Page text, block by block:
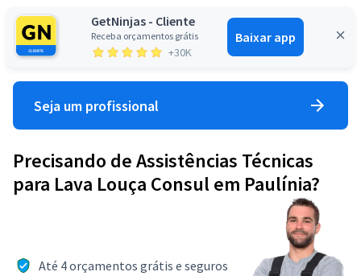
GetNinjas - Cliente
Receba orçamentos grátis
+30K
Baixar app
Entrar
Seja um profissional
Precisando de Assistências Técnicas
para Lava Louça Consul em Paulínia?
Até 4 orçamentos grátis e seguros